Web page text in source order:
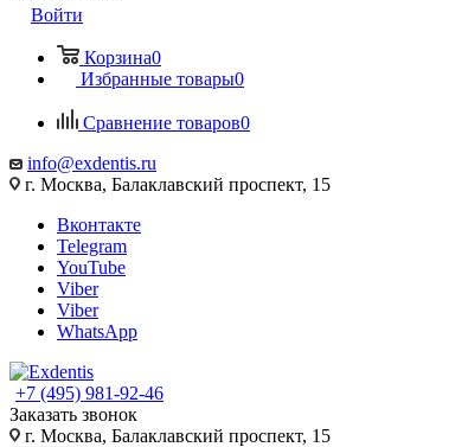
Войти
Корзина0
Избранные товары0
Сравнение товаров0
info@exdentis.ru
г. Москва, Балаклавский проспект, 15
Вконтакте
Telegram
YouTube
Viber
Viber
WhatsApp
+7 (495) 981-92-46
Заказать звонок
г. Москва, Балаклавский проспект, 15